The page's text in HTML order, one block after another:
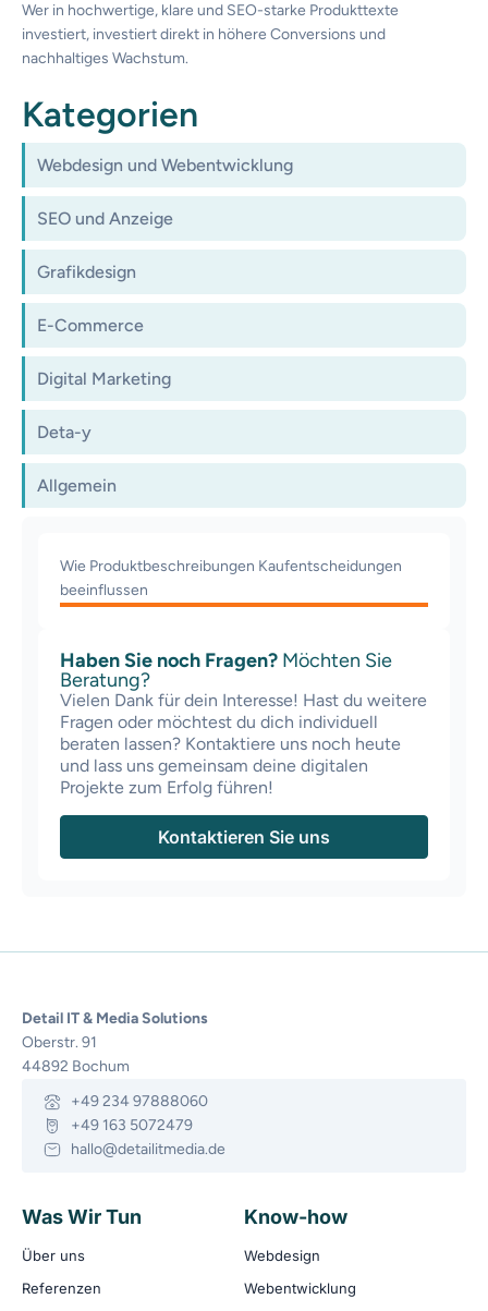
Kategorien
Webdesign und Webentwicklung
SEO und Anzeige
Grafikdesign
E-Commerce
Digital Marketing
Deta-y
Allgemein
Wie Produktbeschreibungen Kaufentscheidungen
beeinflussen
Haben Sie noch Fragen? Möchten Sie
Beratung?
Vielen Dank für dein Interesse! Hast du weitere
Fragen oder möchtest du dich individuell
beraten lassen? Kontaktiere uns noch heute
und lass uns gemeinsam deine digitalen
Projekte zum Erfolg führen!
Kontaktieren Sie uns
Wer in hochwertige, klare und SEO-starke Produkttexte
investiert, investiert direkt in höhere Conversions und
nachhaltiges Wachstum.
Was Wir Tun
Über uns
Referenzen
Know-how
Webdesign
Webentwicklung
Detail IT & Media Solutions
Oberstr. 91
44892 Bochum
+49 234 97888060
+49 163 5072479
hallo@detailitmedia.de